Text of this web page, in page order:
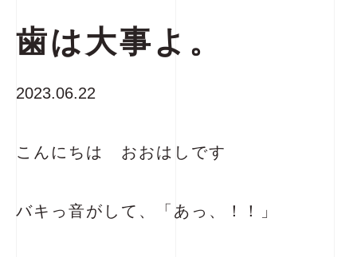
歯は大事よ。
2023.06.22
こんにちは おおはしです
バキっ音がして、「あっ、！！」